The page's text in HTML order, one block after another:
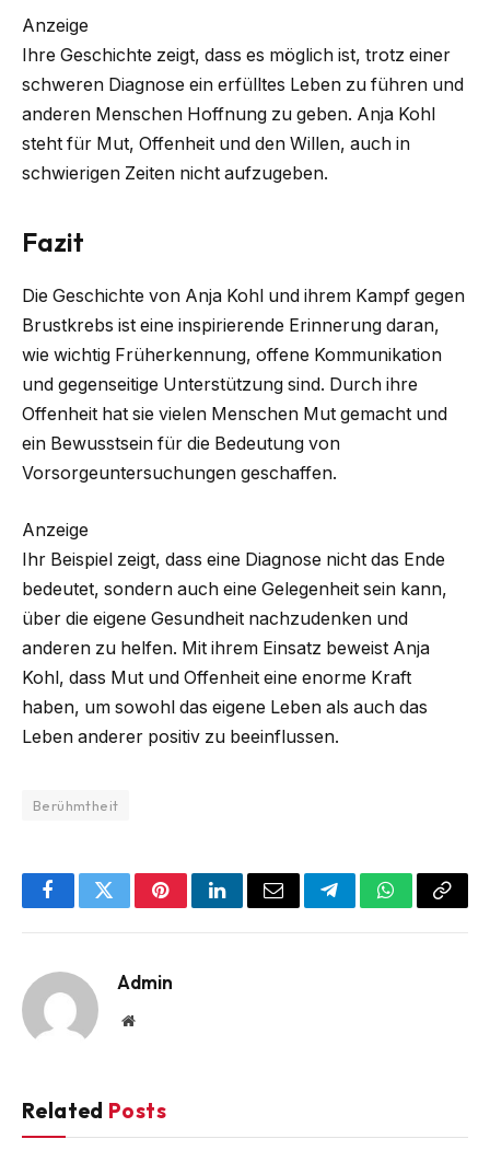
Anzeige
Ihre Geschichte zeigt, dass es möglich ist, trotz einer
schweren Diagnose ein erfülltes Leben zu führen und
anderen Menschen Hoffnung zu geben. Anja Kohl
steht für Mut, Offenheit und den Willen, auch in
schwierigen Zeiten nicht aufzugeben.
Fazit
Die Geschichte von Anja Kohl und ihrem Kampf gegen
Brustkrebs ist eine inspirierende Erinnerung daran,
wie wichtig Früherkennung, offene Kommunikation
und gegenseitige Unterstützung sind. Durch ihre
Offenheit hat sie vielen Menschen Mut gemacht und
ein Bewusstsein für die Bedeutung von
Vorsorgeuntersuchungen geschaffen.
Anzeige
Ihr Beispiel zeigt, dass eine Diagnose nicht das Ende
bedeutet, sondern auch eine Gelegenheit sein kann,
über die eigene Gesundheit nachzudenken und
anderen zu helfen. Mit ihrem Einsatz beweist Anja
Kohl, dass Mut und Offenheit eine enorme Kraft
haben, um sowohl das eigene Leben als auch das
Leben anderer positiv zu beeinflussen.
Berühmtheit
FacebookTwitterPinterestLinkedInEmail TelegramWhatsApp
Copy
Admin
Website
Related Posts